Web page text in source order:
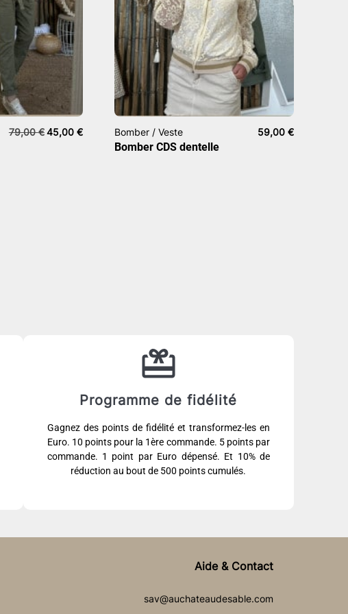
79,00€Le
45,00 €Le
Bomber / Veste 59,00 €
Bomber CDS dentelle
Programme de fidélité
Gagnez des points de fidélité et transformez-les en
Euro. 10 points pour la 1ère commande. 5 points par
commande. 1 point par Euro dépensé. Et 10% de
réduction au bout de 500 points cumulés.
Aide & Contact
sav@auchateaudesable.com